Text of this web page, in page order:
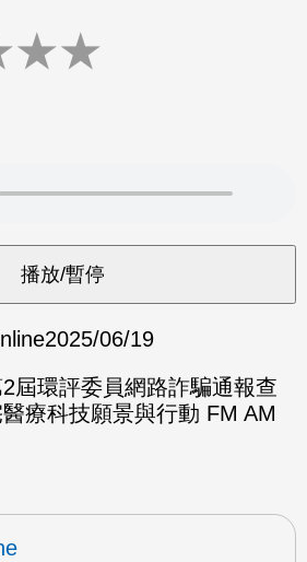
★★
2025/06/19
屆環評委員網路詐騙通報查
療科技願景與行動 FM AM